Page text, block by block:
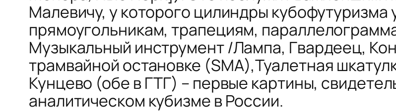
Малевичу, у которого цилиндры кубофутуризма
прямоугольникам, трапециям,
Музыкальный инструмент /Лампa, Гвардеец,
трамвайной остановке (SMA),Туалетная
Кунцево (обе в ГТГ) – первые картины,
аналитическом кубизме в России.